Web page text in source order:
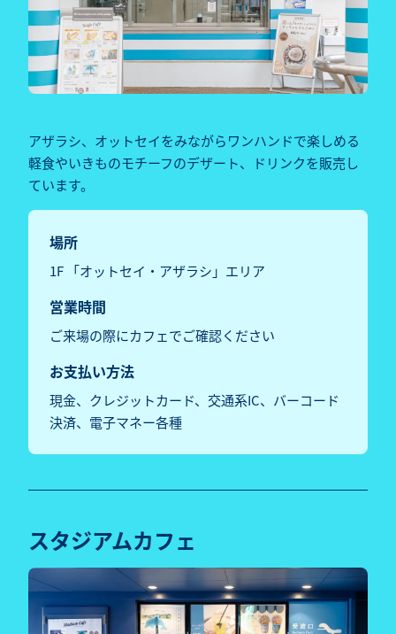
アザラシ、オットセイをみながらワンハンドで楽しめる
軽食やいきものモチーフのデザート、ドリンクを販売し
ています。
場所
1F 「オットセイ・アザラシ」エリア
営業時間
ご来場の際にカフェでご確認ください
お支払い方法
現金、クレジットカード、交通系IC、バーコード
決済、電子マネー各種
スタジアムカフェ